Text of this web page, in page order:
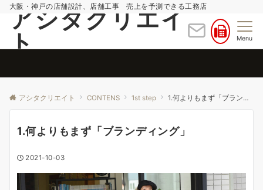
大阪・神戸の店舗設計、店舗工事 売上を予測できる工務店
アシタクリエイ
ト
Menu
アシタクリエイト CONTENS 1st step 1.何よりもまず「ブランディング」
1.何よりもまず「ブランディング」
2021-10-03